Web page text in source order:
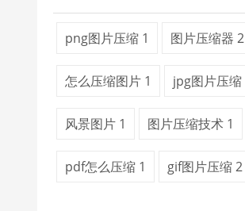
png图片压缩 1 图片压缩器 2
怎么压缩图片 1 jpg图片压缩
风景图片 1 图片压缩技术 1
pdf怎么压缩 1 gif图片压缩2